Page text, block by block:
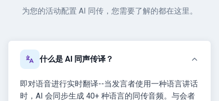
为您的活动配置 AI 同传，您需要了解的都在这里。
什么是 AI 同声传译？
即对语音进行实时翻译--当发言者使用一种语言讲话
时，AI 会同步生成 40+ 种语言的同传音频。与会者